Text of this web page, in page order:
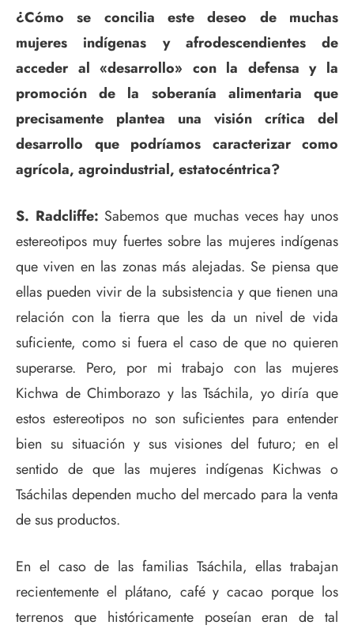
¿Cómo se concilia este deseo de muchas
mujeres indígenas y afrodescendientes de
acceder al «desarrollo» con la defensa y la
promoción de la soberanía alimentaria que
precisamente plantea una visión crítica del
desarrollo que podríamos caracterizar como
agrícola, agroindustrial, estatocéntrica?
S. Radcliffe: Sabemos que muchas veces hay unos
estereotipos muy fuertes sobre las mujeres indígenas
que viven en las zonas más alejadas. Se piensa que
ellas pueden vivir de la subsistencia y que tienen una
relación con la tierra que les da un nivel de vida
suficiente, como si fuera el caso de que no quieren
superarse. Pero, por mi trabajo con las mujeres
Kichwa de Chimborazo y las Tsáchila, yo diría que
estos estereotipos no son suficientes para entender
bien su situación y sus visiones del futuro; en el
sentido de que las mujeres indígenas Kichwas o
Tsáchilas dependen mucho del mercado para la venta
de sus productos.
En el caso de las familias Tsáchila, ellas trabajan
recientemente el plátano, café y cacao porque los
terrenos que históricamente poseían eran de tal